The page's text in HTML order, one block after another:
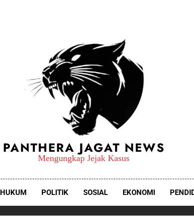
PANTHERA JAGAT NEWS
Mengungkap Jejak Kasus
HUKUM POLITIK SOSIAL EKONOMI